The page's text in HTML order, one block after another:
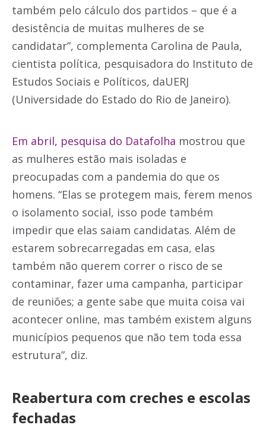
também pelo cálculo dos partidos – que é a
desistência de muitas mulheres de se
candidatar”, complementa Carolina de Paula,
cientista política, pesquisadora do Instituto de
Estudos Sociais e Políticos, daUERJ
(Universidade do Estado do Rio de Janeiro).
Em abril, pesquisa do Datafolha mostrou que
as mulheres estão mais isoladas e
preocupadas com a pandemia do que os
homens. “Elas se protegem mais, ferem menos
o isolamento social, isso pode também
impedir que elas saiam candidatas. Além de
estarem sobrecarregadas em casa, elas
também não querem correr o risco de se
contaminar, fazer uma campanha, participar
de reuniões; a gente sabe que muita coisa vai
acontecer online, mas também existem alguns
municípios pequenos que não tem toda essa
estrutura”, diz.
Reabertura com creches e escolas
fechadas